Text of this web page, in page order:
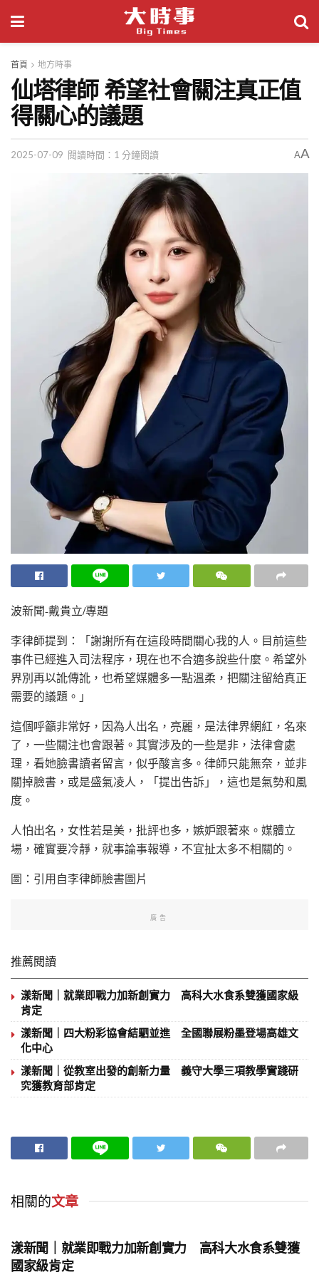
首頁 地方時事
仙塔律師 希望社會關注真正值
得關心的議題
2025-07-09 閱讀時間：1 分鐘閱讀 AA
波新聞-戴貴立/專題
李律師提到：「謝謝所有在這段時間關心我的人。目前這些
事件已經進入司法程序，現在也不合適多說些什麼。希望外
界別再以訛傳訛，也希望媒體多一點溫柔，把關注留給真正
需要的議題。」
這個呼籲非常好，因為人出名，亮麗，是法律界網紅，名來
了，一些關注也會跟著。其實涉及的一些是非，法律會處
理，看她臉書讀者留言，似乎酸言多。律師只能無奈，並非
關掉臉書，或是盛氣凌人，「提出告訴」，這也是氣勢和風
度。
人怕出名，女性若是美，批評也多，嫉妒跟著來。媒體立
場，確實要冷靜，就事論事報導，不宜扯太多不相關的。
圖：引用自李律師臉書圖片
廣告
推薦閱讀
漾新聞｜就業即戰力加新創實力 高科大水食系雙獲國家級
肯定
漾新聞｜四大粉彩協會結駟並進 全國聯展粉墨登場高雄文
化中心
漾新聞｜從教室出發的創新力量 義守大學三項教學實踐研
究獲教育部肯定
相關的文章
漾新聞｜就業即戰力加新創實力 高科大水食系雙獲
國家級肯定